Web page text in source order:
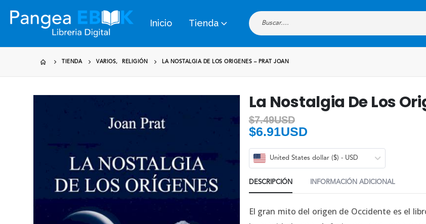
Inicio Tienda
TIENDA VARIOS, RELIGIÓN LA NOSTALGIA DE LOS ORIGENES – PRAT JOAN
La Nostalgia De Los
$7.49USD
$6.91USD
United States dollar ($) - USD
DESCRIPCIÓN INFORMACIÓN ADICIONAL
El gran mito del origen de Occidente es el